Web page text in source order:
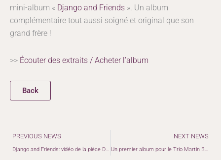
mini-album « Django and Friends ». Un album
complémentaire tout aussi soigné et original que son
grand frère !
>> Écouter des extraits / Acheter l’album
Back
Précédent
PREVIOUS NEWS
Django and Friends: vidéo de la pièce Douce ambiance / Sing sing sing
NEXT NEWS
Un premier album pour le Trio Martin Bellemare!